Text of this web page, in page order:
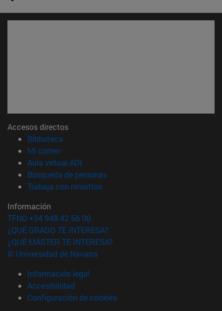
Accesos directos
Biblioteca
Mi correo(abre en nueva ventana)
Aula virtual ADI
Búsqueda de personas(abre en nueva ventana)
Trabaja con nosotros(abre en nueva ventana)
Información
TFNO +34 948 42 56 00
¿QUÉ GRADO TE INTERESA?
¿QUÉ MÁSTER TE INTERESA?
© Universidad de Navarra
Información legal
Accesibilidad
Configuración de cookies